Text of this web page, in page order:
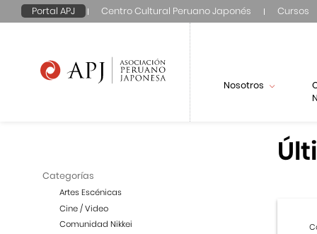
Portal APJ Centro Cultural Peruano Japonés Cursos
Nosotros
Categorías
Artes Escénicas
Cine / Video
Comunidad Nikkei